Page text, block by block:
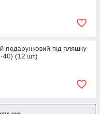
подарунковий під пляшку
40) (12 шт)